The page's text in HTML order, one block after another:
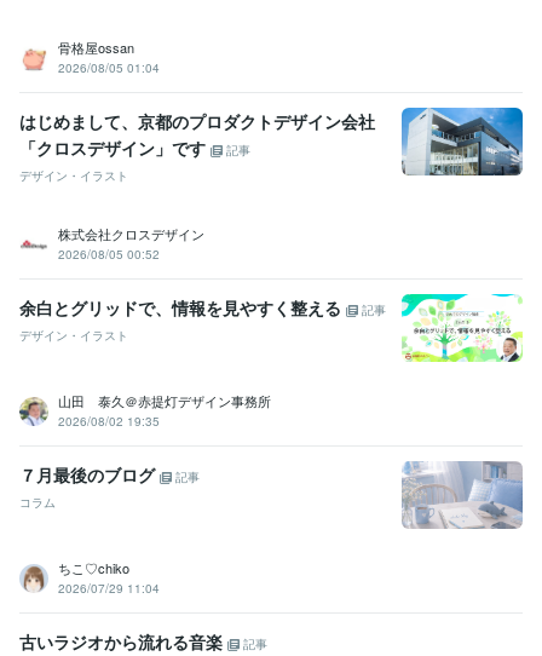
骨格屋ossan
2026/08/05 01:04
はじめまして、京都のプロダクトデザイン会社
「クロスデザイン」です
記事
デザイン・イラスト
株式会社クロスデザイン
2026/08/05 00:52
余白とグリッドで、情報を見やすく整える
記事
デザイン・イラスト
山田 泰久＠赤提灯デザイン事務所
2026/08/02 19:35
７月最後のブログ
記事
コラム
ちこ♡chiko
2026/07/29 11:04
古いラジオから流れる音楽
記事